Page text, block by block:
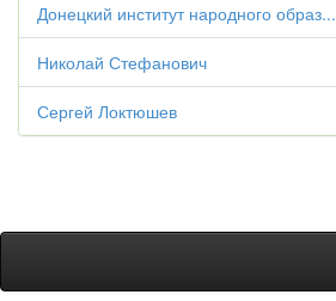
Донецкий институт народного образ...
Николай Стефанович
Сергей Локтюшев